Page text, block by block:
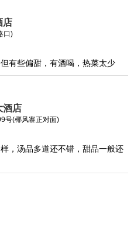
店
口)
有些偏甜，有酒喝，热菜太少
酒店
号(椰风寨正对面)
，汤品多道还不错，甜品一般还